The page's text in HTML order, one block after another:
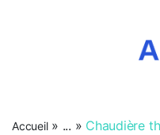
Accueil» ... » Chaudière